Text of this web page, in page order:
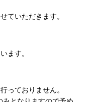
ていただきます。
ます。
っておりません。